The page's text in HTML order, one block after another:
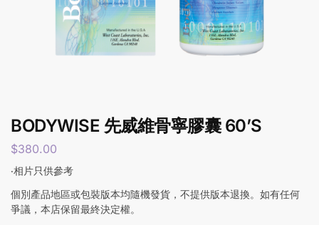
BODYWISE 先威維骨寧膠囊 60’S
$380.00
‧相片只供參考
個別產品地區或包裝版本均隨機發貨，不提供版本退換。如有任何
爭議，本店保留最終決定權。